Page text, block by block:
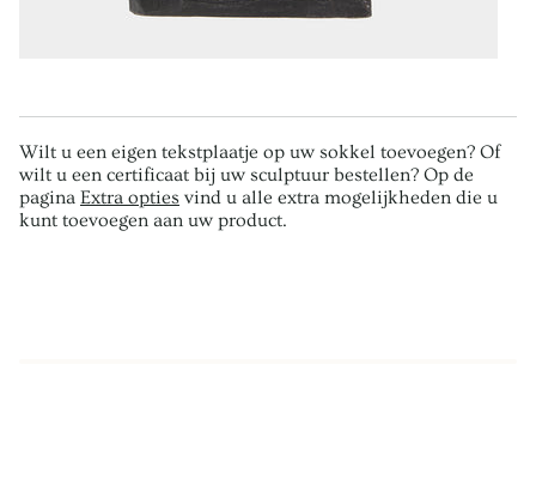
Wilt u een eigen tekstplaatje op uw sokkel toevoegen? Of
wilt u een certificaat bij uw sculptuur bestellen? Op de
pagina Extra opties vind u alle extra mogelijkheden die u
kunt toevoegen aan uw product.